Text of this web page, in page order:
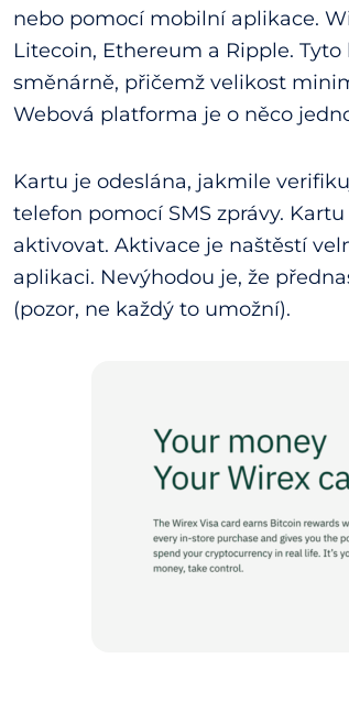
nebo pomocí mobilní aplikace.
Litecoin, Ethereum a Ripple.
směnárně, přičemž velikost
Webová platforma je o něco
Kartu je odeslána, jakmile
telefon pomocí SMS zprávy.
aktivovat. Aktivace je naštěstí
aplikaci. Nevýhodou je, že
(pozor, ne každý to umožní).